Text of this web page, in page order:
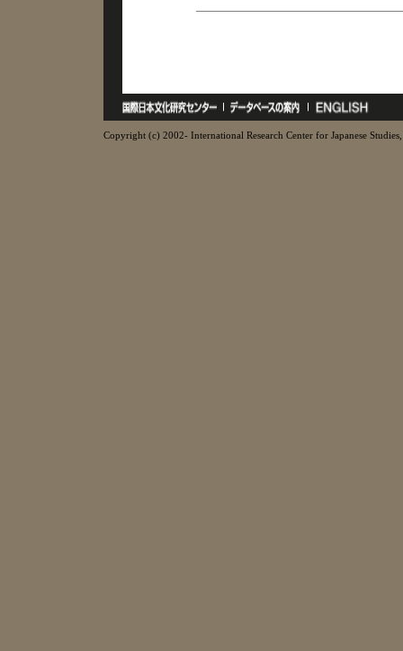
Copyright (c) 2002- International Research Center for Japanese